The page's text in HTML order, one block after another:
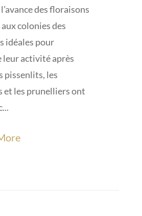
des floraisons
colonies des
idéales pour
leur activité après
pissenlits, les
et les prunelliers ont